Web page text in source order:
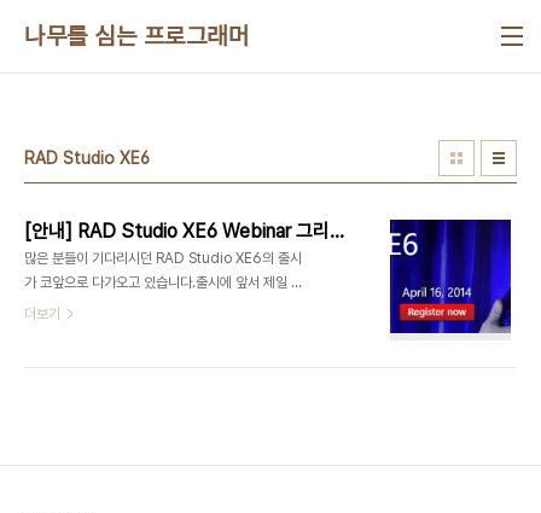
나무를 심는 프로그래머
RAD Studio XE6
[안내] RAD Studio XE6 Webinar 그리고 Developer Direct LIVE! 2014 in Seoul(4/24)
많은 분들이 기다리시던 RAD Studio XE6의 출시
가 코앞으로 다가오고 있습니다.출시에 앞서 제일 먼
저 RAD Studio XE6의 변경내용과 기능을 확인할
더보기